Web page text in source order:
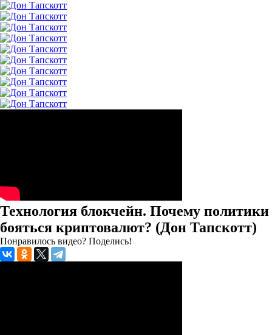
Технология блокчейн. Почему политики
бояться криптовалют? (Дон Тапскотт)
Понравилось видео? Поделись!